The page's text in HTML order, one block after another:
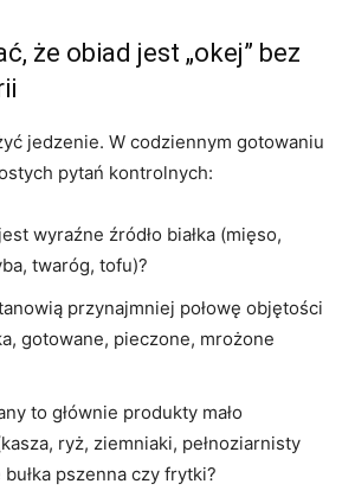
że obiad jest „okej” bez
jedzenie. W codziennym gotowaniu
pytań kontrolnych:
wyraźne źródło białka (mięso,
twaróg, tofu)?
przynajmniej połowę objętości
gotowane, pieczone, mrożone
to głównie produkty mało
ryż, ziemniaki, pełnoziarnisty
pszenna czy frytki?